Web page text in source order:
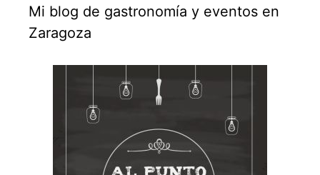
Mi blog de gastronomía y eventos en
Zaragoza